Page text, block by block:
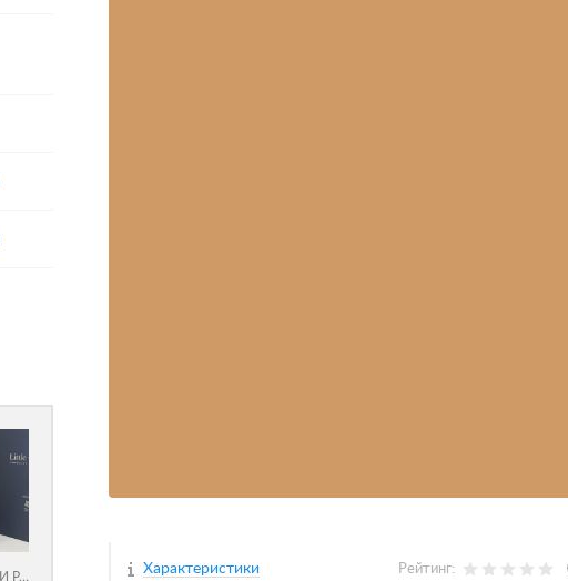
ПОМОЩЬ В ВЫБОРЕ И РАСЧЕТЕ Характеристики Рейтинг: